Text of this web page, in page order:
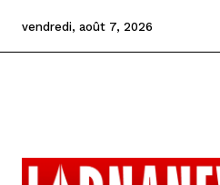
vendredi, août 7, 2026